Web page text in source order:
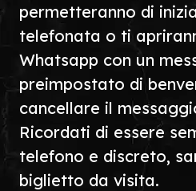
permetteranno di
telefonata o ti
Whatsapp con un
preimpostato di
cancellare il
Ricordati di essere
telefono e discreto,
biglietto da visita.